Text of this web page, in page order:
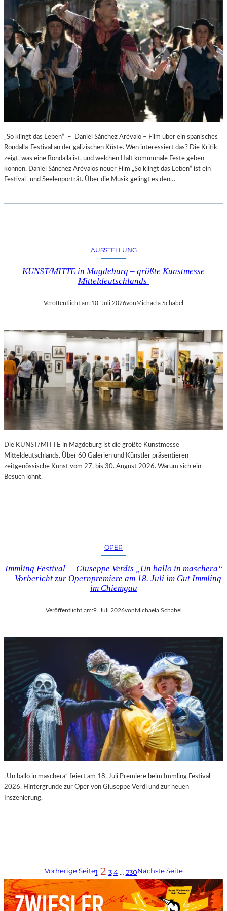
„So klingt das Leben“ – Daniel Sánchez Arévalo – Film über ein spanisches
Rondalla-Festival an der galizischen Küste. Wen interessiert das? Die Kritik
zeigt, was eine Rondalla ist, und welchen Halt kommunale Feste geben
können. Daniel Sánchez Arévalos neuer Film „So klingt das Leben“ ist ein
Festival- und Seelenporträt. Über die Musik gelingt es den…
AUSSTELLUNG
KUNST/MITTE in Magdeburg – größte Kunstmesse
Mitteldeutschlands
Veröffentlicht am:10. Juli 2026vonMichaela Schabel
Die KUNST/MITTE in Magdeburg ist die größte Kunstmesse
Mitteldeutschlands. Über 60 Galerien und Künstler präsentieren
zeitgenössische Kunst vom 27. bis 30. August 2026. Warum sich ein
Besuch lohnt.
OPER
Immling Festival – Giuseppe Verdis „Un ballo in maschera“
– Vorbericht zur Opernpremiere am 18. Juli im Gut Immling
im Chiemgau
Veröffentlicht am:9. Juli 2026vonMichaela Schabel
„Un ballo in maschera“ feiert am 18. Juli Premiere beim Immling Festival
2026. Hintergründe zur Oper von Giuseppe Verdi und zur neuen
Inszenierung.
Vorherige Seite1 2 3 4 … 230Nächste Seite